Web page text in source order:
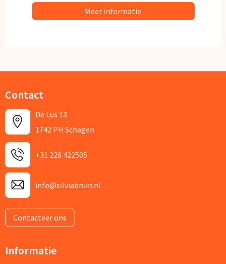
Meer informatie
Contact
De Lus 13
1742 PH Schagen
+31 226 422505
info@silviabruin.nl
Contacteer ons
Informatie